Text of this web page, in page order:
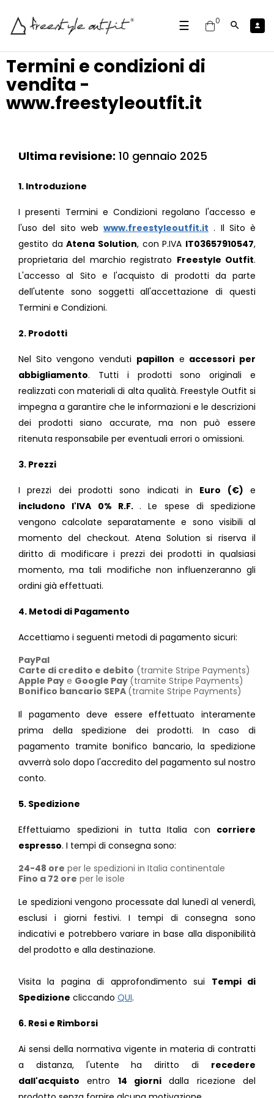
navigazione
☰ 0 
Termini e condizioni di
vendita -
www.freestyleoutfit.it
Ultima revisione: 10 gennaio 2025
1. Introduzione
I presenti Termini e Condizioni regolano l'accesso e
l'uso del sito web www.freestyleoutfit.it . Il Sito è
gestito daAtena Solution, con P.IVA IT03657910547,
proprietaria del marchio registrato Freestyle Outfit.
L'accesso al Sito e l'acquisto di prodotti da parte
dell'utente sono soggetti all'accettazione di questi
Termini e Condizioni.
2. Prodotti
Nel Sito vengono venduti papillon e accessori per
abbigliamento. Tutti i prodotti sono originali e
realizzati con materiali di alta qualità. Freestyle Outfit si
impegna a garantire che le informazioni e le descrizioni
dei prodotti siano accurate, ma non può essere
ritenuta responsabile per eventuali errori o omissioni.
3. Prezzi
I prezzi dei prodotti sono indicati in Euro (€) e
includono l'IVA 0% R.F. . Le spese di spedizione
vengono calcolate separatamente e sono visibili al
momento del checkout. Atena Solution si riserva il
diritto di modificare i prezzi dei prodotti in qualsiasi
momento, ma tali modifiche non influenzeranno gli
ordini già effettuati.
4. Metodi di Pagamento
Accettiamo i seguenti metodi di pagamento sicuri:
PayPal
Carte di credito e debito (tramite Stripe Payments)
Apple Pay e Google Pay (tramite Stripe Payments)
Bonifico bancario SEPA (tramite Stripe Payments)
Il pagamento deve essere effettuato interamente
prima della spedizione dei prodotti. In caso di
pagamento tramite bonifico bancario, la spedizione
avverrà solo dopo l'accredito del pagamento sul nostro
conto.
5. Spedizione
Effettuiamo spedizioni in tutta Italia con corriere
espresso. I tempi di consegna sono:
24-48 ore per le spedizioni in Italia continentale
Fino a 72 ore per le isole
Le spedizioni vengono processate dal lunedì al venerdì,
esclusi i giorni festivi. I tempi di consegna sono
indicativi e potrebbero variare in base alla disponibilità
del prodotto e alla destinazione.
Visita la pagina di approfondimento sui Tempi di
Spedizione cliccando QUI.
6. Resi e Rimborsi
Ai sensi della normativa vigente in materia di contratti
a distanza, l'utente ha diritto di recedere
dall'acquisto entro 14 giorni dalla ricezione del